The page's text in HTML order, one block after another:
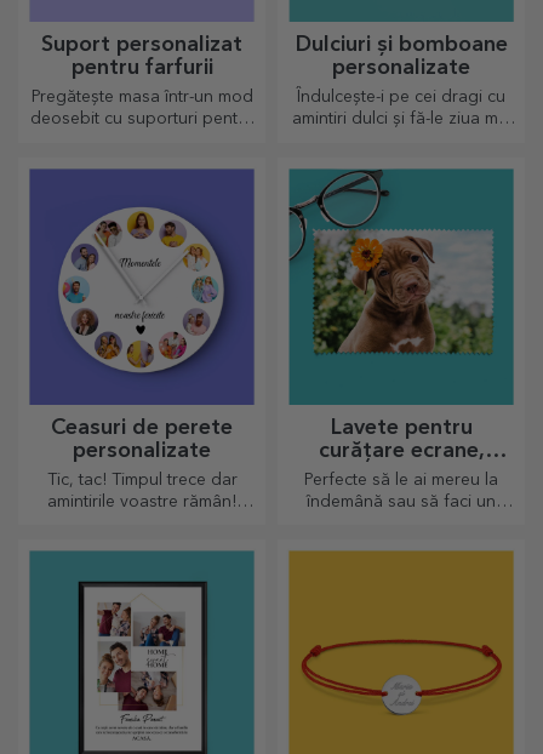
Suport personalizat
pentru farfurii
Pregătește masa într-un mod
deosebit cu suporturi pentru
Dulciuri și bomboane
personalizate
Îndulcește-i pe cei dragi cu
amintiri dulci și fă-le ziua mai
cadou dulce personalizat!
Ceasuri de perete
personalizate
Tic, tac! Timpul trece dar
amintirile voastre rămân!
Lavete pentru
curățare ecrane,
ochelari, personalizate
Perfecte să le ai mereu la
îndemână sau să faci un